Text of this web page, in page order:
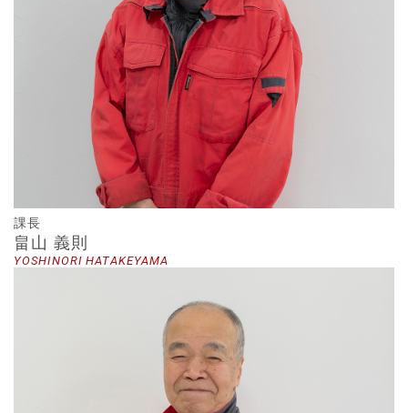
課長
畠山 義則
YOSHINORI HATAKEYAMA